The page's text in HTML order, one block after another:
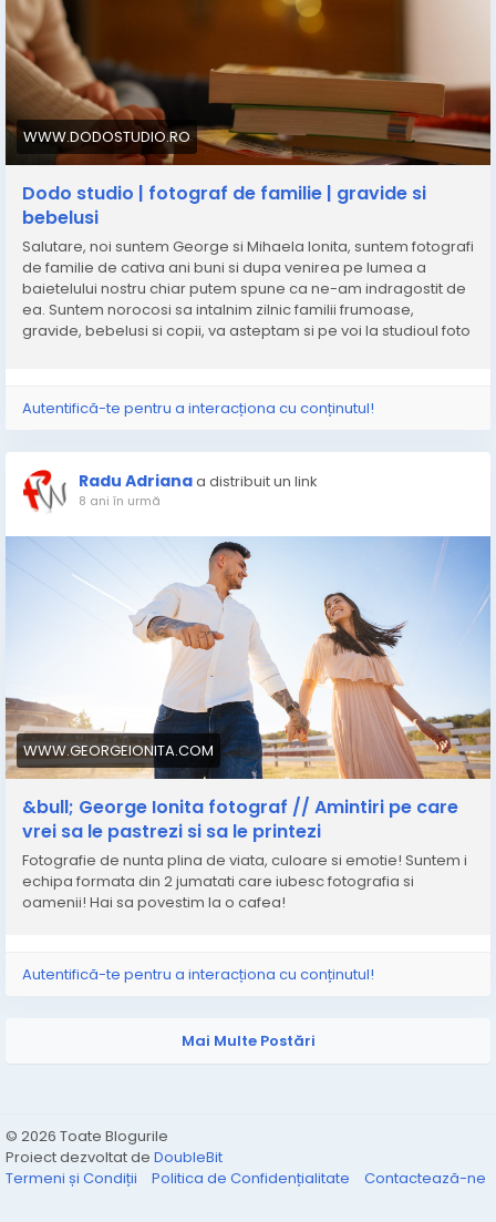
WWW.DODOSTUDIO.RO
Dodo studio | fotograf de familie | gravide si
bebelusi
Salutare, noi suntem George si Mihaela Ionita, suntem fotografi
de familie de cativa ani buni si dupa venirea pe lumea a
baietelului nostru chiar putem spune ca ne-am indragostit de
ea. Suntem norocosi sa intalnim zilnic familii frumoase,
gravide, bebelusi si copii, va asteptam si pe voi la studioul foto
Autentifică-te pentru a interacționa cu conținutul!
Radu Adrianaa distribuit un link
8 ani în urmă
WWW.GEORGEIONITA.COM
&bull; George Ionita fotograf // Amintiri pe care
vrei sa le pastrezi si sa le printezi
Fotografie de nunta plina de viata, culoare si emotie! Suntem i
echipa formata din 2 jumatati care iubesc fotografia si
oamenii! Hai sa povestim la o cafea!
Autentifică-te pentru a interacționa cu conținutul!
Mai Multe Postări
© 2026 Toate Blogurile
Proiect dezvoltat de DoubleBit
Termeni și Condiții
Politica de Confidențialitate Contactează-ne